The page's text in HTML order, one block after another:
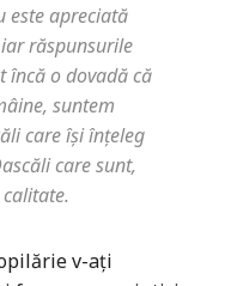
este apreciată
răspunsurile
încă o dovadă că
suntem
care își înțeleg
care sunt,
v-ați